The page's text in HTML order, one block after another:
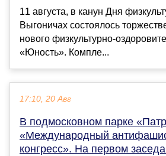
11 августа, в канун Дня
Выгоничах состоялось
нового физкультурно-
«Юность». Компле...
17:10, 20 Авг
В подмосковном парке
«Международный
конгресс». На первом